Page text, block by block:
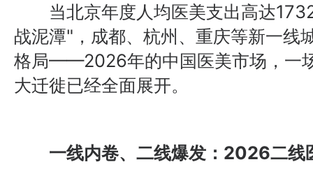
当北京年度人均医美支出高达
战泥潭"，成都、杭州、重庆等新一线
格局——2026年的中国医美市场，一
大迁徙已经全面展开。
一线内卷、二线爆发：2026二线